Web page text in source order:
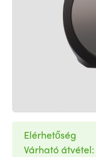
Elérhetőség
Várható átvétel: